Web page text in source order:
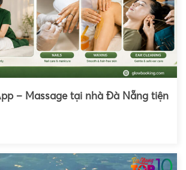
– Massage tại nhà Đà Nẵng tiện